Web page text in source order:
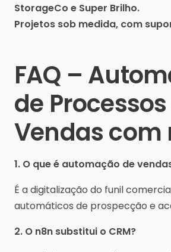
StorageCo e Super Brilho.
Projetos sob medida, com
FAQ –
de
Vendas com
1. O que é automação de
É a digitalização do funil
automáticos de prospecção e
2. O n8n substitui o CRM?